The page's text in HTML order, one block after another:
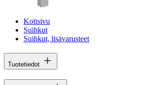
Kotisivu
Suihkut
Suihkut, lisävarusteet
Tuotetiedot